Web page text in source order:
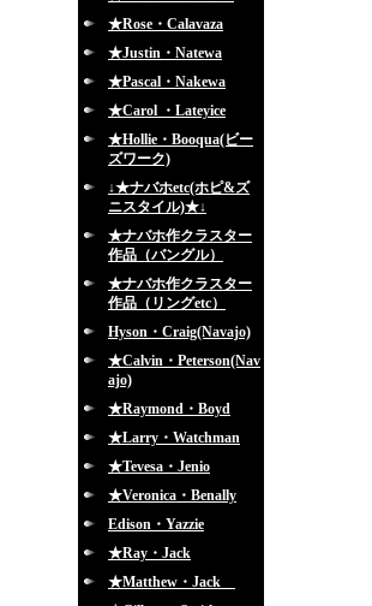
★Rose・Calavaza
★Justin・Natewa
★Pascal・Nakewa
★Carol ・Lateyice
★Hollie・Booqua(ビー
ズワーク)
↓★ナバホetc(ホピ&ズ
ニスタイル)★↓
★ナバホ作クラスター
作品（バングル）
★ナバホ作クラスター
作品（リングetc）
Hyson・Craig(Navajo)
★Calvin・Peterson(Nav
ajo)
★Raymond・Boyd
★Larry・Watchman
★Tevesa・Jenio
★Veronica・Benally
Edison・Yazzie
★Ray・Jack
★Matthew・Jack